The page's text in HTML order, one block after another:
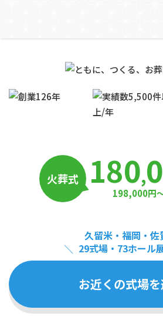
火葬式 180,
198,000円
久留米・福岡・佐
29式場・73ホール
お近くの式場
24
夜中でも早朝で
自社スタッフが いつでも
『聞くだけ/資料だけ』まず